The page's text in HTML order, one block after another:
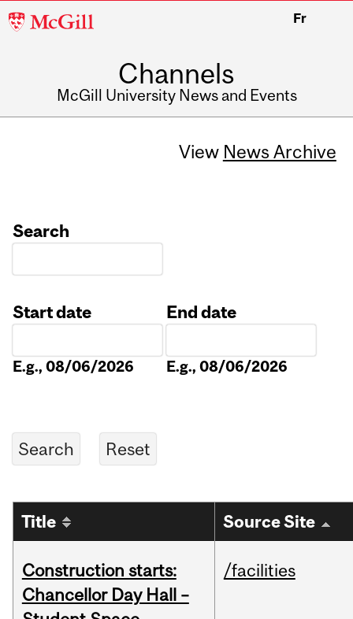
McGill
Fr
Channels
McGill University News and Events
View News Archive
Search
Start date
E.g., 08/06/2026
End date
E.g., 08/06/2026
Title Source Site
Construction starts:
Chancellor Day Hall –
/facilities